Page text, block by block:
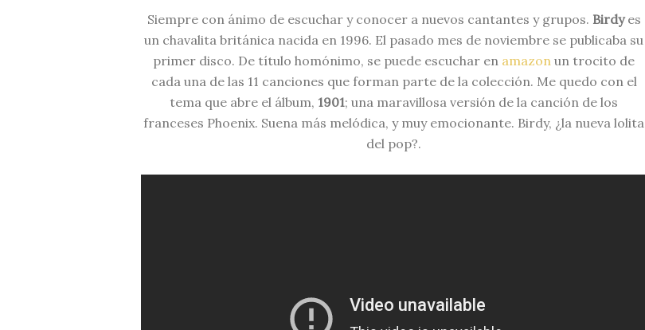
Siempre con ánimo de escuchar y conocer a nuevos cantantes y grupos. Birdyes
un chavalita británica nacida en 1996. El pasado mes de noviembre se publicaba su
primer disco. De título homónimo, se puede escuchar en amazon un trocito de
cada una de las 11 canciones que forman parte de la colección. Me quedo con el
tema que abre el álbum, 1901; una maravillosa versión de la canción de los
franceses Phoenix. Suena más melódica, y muy emocionante. Birdy, ¿la nueva lolita
del pop?.